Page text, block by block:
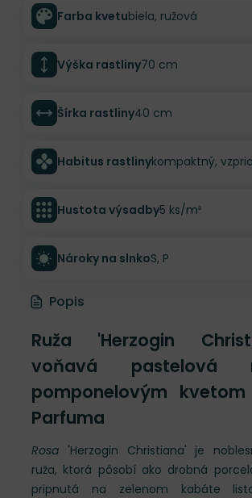
Farba kvetubiela, ružová
Výška rastliny70 cm
Šírka rastliny40 cm
Habitus rastlinykompaktný,
Hustota výsadby5 ks/m²
Nároky na slnkoS, P
Popis
Ruža 'Herzogin
voňavá pastelová
pomponelovým
Parfuma
Rosa 'Herzogin Christiana' je
ruža, ktorá pôsobí ako drobná
pripnutá na zelenom kabáte